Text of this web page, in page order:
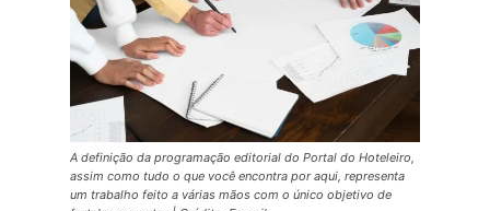
A definição da programação editorial do Portal do Hoteleiro,
assim como tudo o que você encontra por aqui, representa
um trabalho feito a várias mãos com o único objetivo de